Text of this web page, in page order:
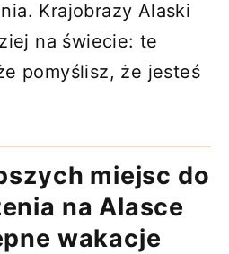
Krajobrazy Alaski
na świecie: te
pomyślisz, że jesteś
miejsc do
na Alasce
wakacje